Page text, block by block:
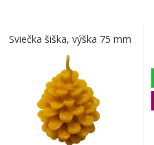
Sviečka šiška, výška 75 mm